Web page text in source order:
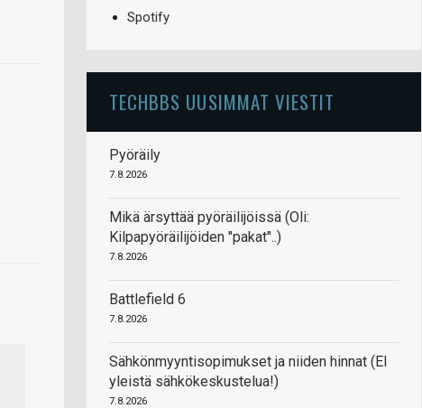
Spotify
TECHBBS UUSIMMAT VIESTIT
Pyöräily
7.8.2026
Mikä ärsyttää pyöräilijöissä (Oli:
Kilpapyöräilijöiden "pakat"..)
7.8.2026
Battlefield 6
7.8.2026
Sähkönmyyntisopimukset ja niiden hinnat (EI
yleistä sähkökeskustelua!)
7.8.2026